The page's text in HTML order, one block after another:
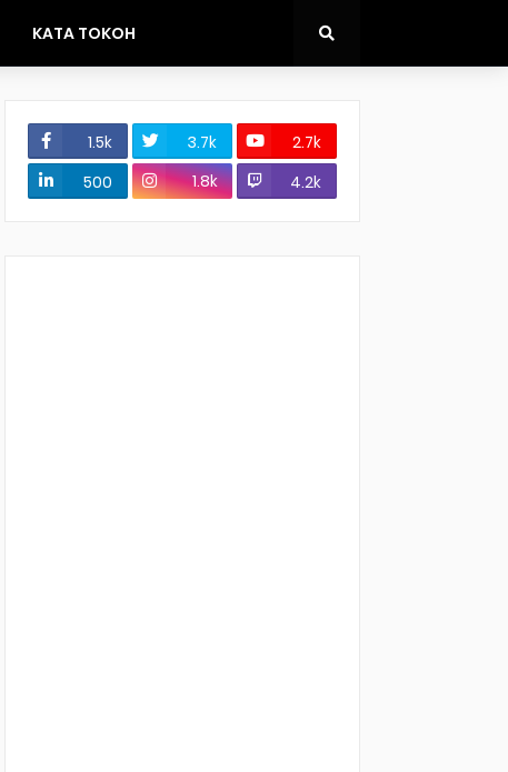
KATA TOKOH
1.5k 3.7k
2.7k
500
1.8k 4.2k